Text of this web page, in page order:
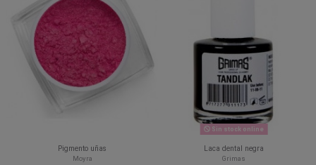
Pigmento uñas
Moyra
Sin stock online
Laca dental negra
Grimas